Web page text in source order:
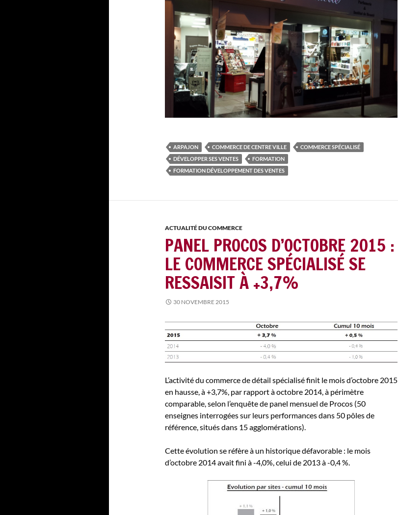
ARPAJON COMMERCE DE CENTRE VILLE
COMMERCE SPÉCIALISÉ
DÉVELOPPER SES VENTES
FORMATION
FORMATION DÉVELOPPEMENT DES VENTES
ACTUALITÉ DU COMMERCE
PANEL PROCOS D’OCTOBRE 2015 :
LE COMMERCE SPÉCIALISÉ SE
RESSAISIT À +3,7%
30 NOVEMBRE 2015
L’activité du commerce de détail spécialisé finit le mois d’octobre 2015
en hausse, à +3,7%, par rapport à octobre 2014, à périmètre
comparable, selon l’enquête de panel mensuel de Procos (50
enseignes interrogées sur leurs performances dans 50 pôles de
référence, situés dans 15 agglomérations).
Cette évolution se réfère à un historique défavorable : le mois
d’octobre 2014 avait fini à -4,0%, celui de 2013 à -0,4 %.